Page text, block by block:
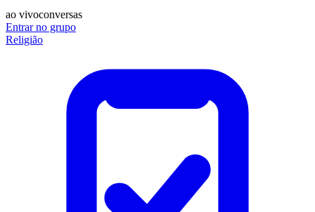
ao vivoconversas
Entrar no grupo
Religião